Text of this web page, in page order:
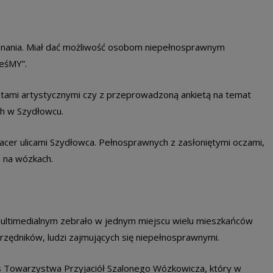
Miał dać możliwość osobom niepełnosprawnym
artystycznymi czy z przeprowadzoną ankietą na temat
w Szydłowcu.
ulicami Szydłowca. Pełnosprawnych z zasłoniętymi oczami,
wózkach.
zebrało w jednym miejscu wielu mieszkańców
ludzi zajmujących się niepełnosprawnymi.
Towarzystwa Przyjaciół Szalonego Wózkowicza, który w